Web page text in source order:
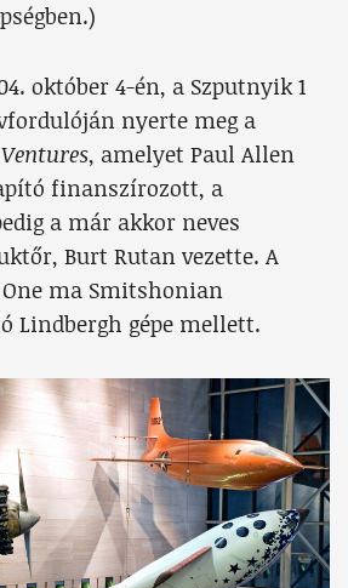
október 4-én, a Szputnyik 1
nyerte meg a
, amelyet Paul Allen
finanszírozott, a
a már akkor neves
Burt Rutan vezette. A
One ma Smitshonian
Lindbergh gépe mellett.